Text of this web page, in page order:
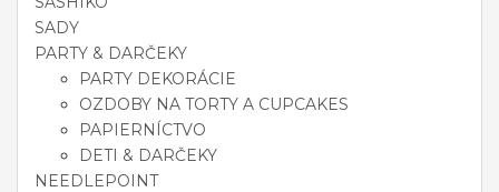
SADY
PARTY & DARČEKY
PARTY DEKORÁCIE
OZDOBY NA TORTY A CUPCAKES
PAPIERNÍCTVO
DETI & DARČEKY
NEEDLEPOINT